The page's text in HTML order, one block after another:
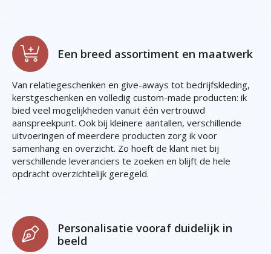
Een breed assortiment en maatwerk
Van relatiegeschenken en give-aways tot bedrijfskleding,
kerstgeschenken en volledig custom-made producten: ik
bied veel mogelijkheden vanuit één vertrouwd
aanspreekpunt. Ook bij kleinere aantallen, verschillende
uitvoeringen of meerdere producten zorg ik voor
samenhang en overzicht. Zo hoeft de klant niet bij
verschillende leveranciers te zoeken en blijft de hele
opdracht overzichtelijk geregeld.
Personalisatie vooraf duidelijk in
beeld